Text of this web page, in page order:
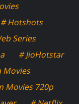
# Hotshots
Series
# JioHotstar
Movies
Movies 720p